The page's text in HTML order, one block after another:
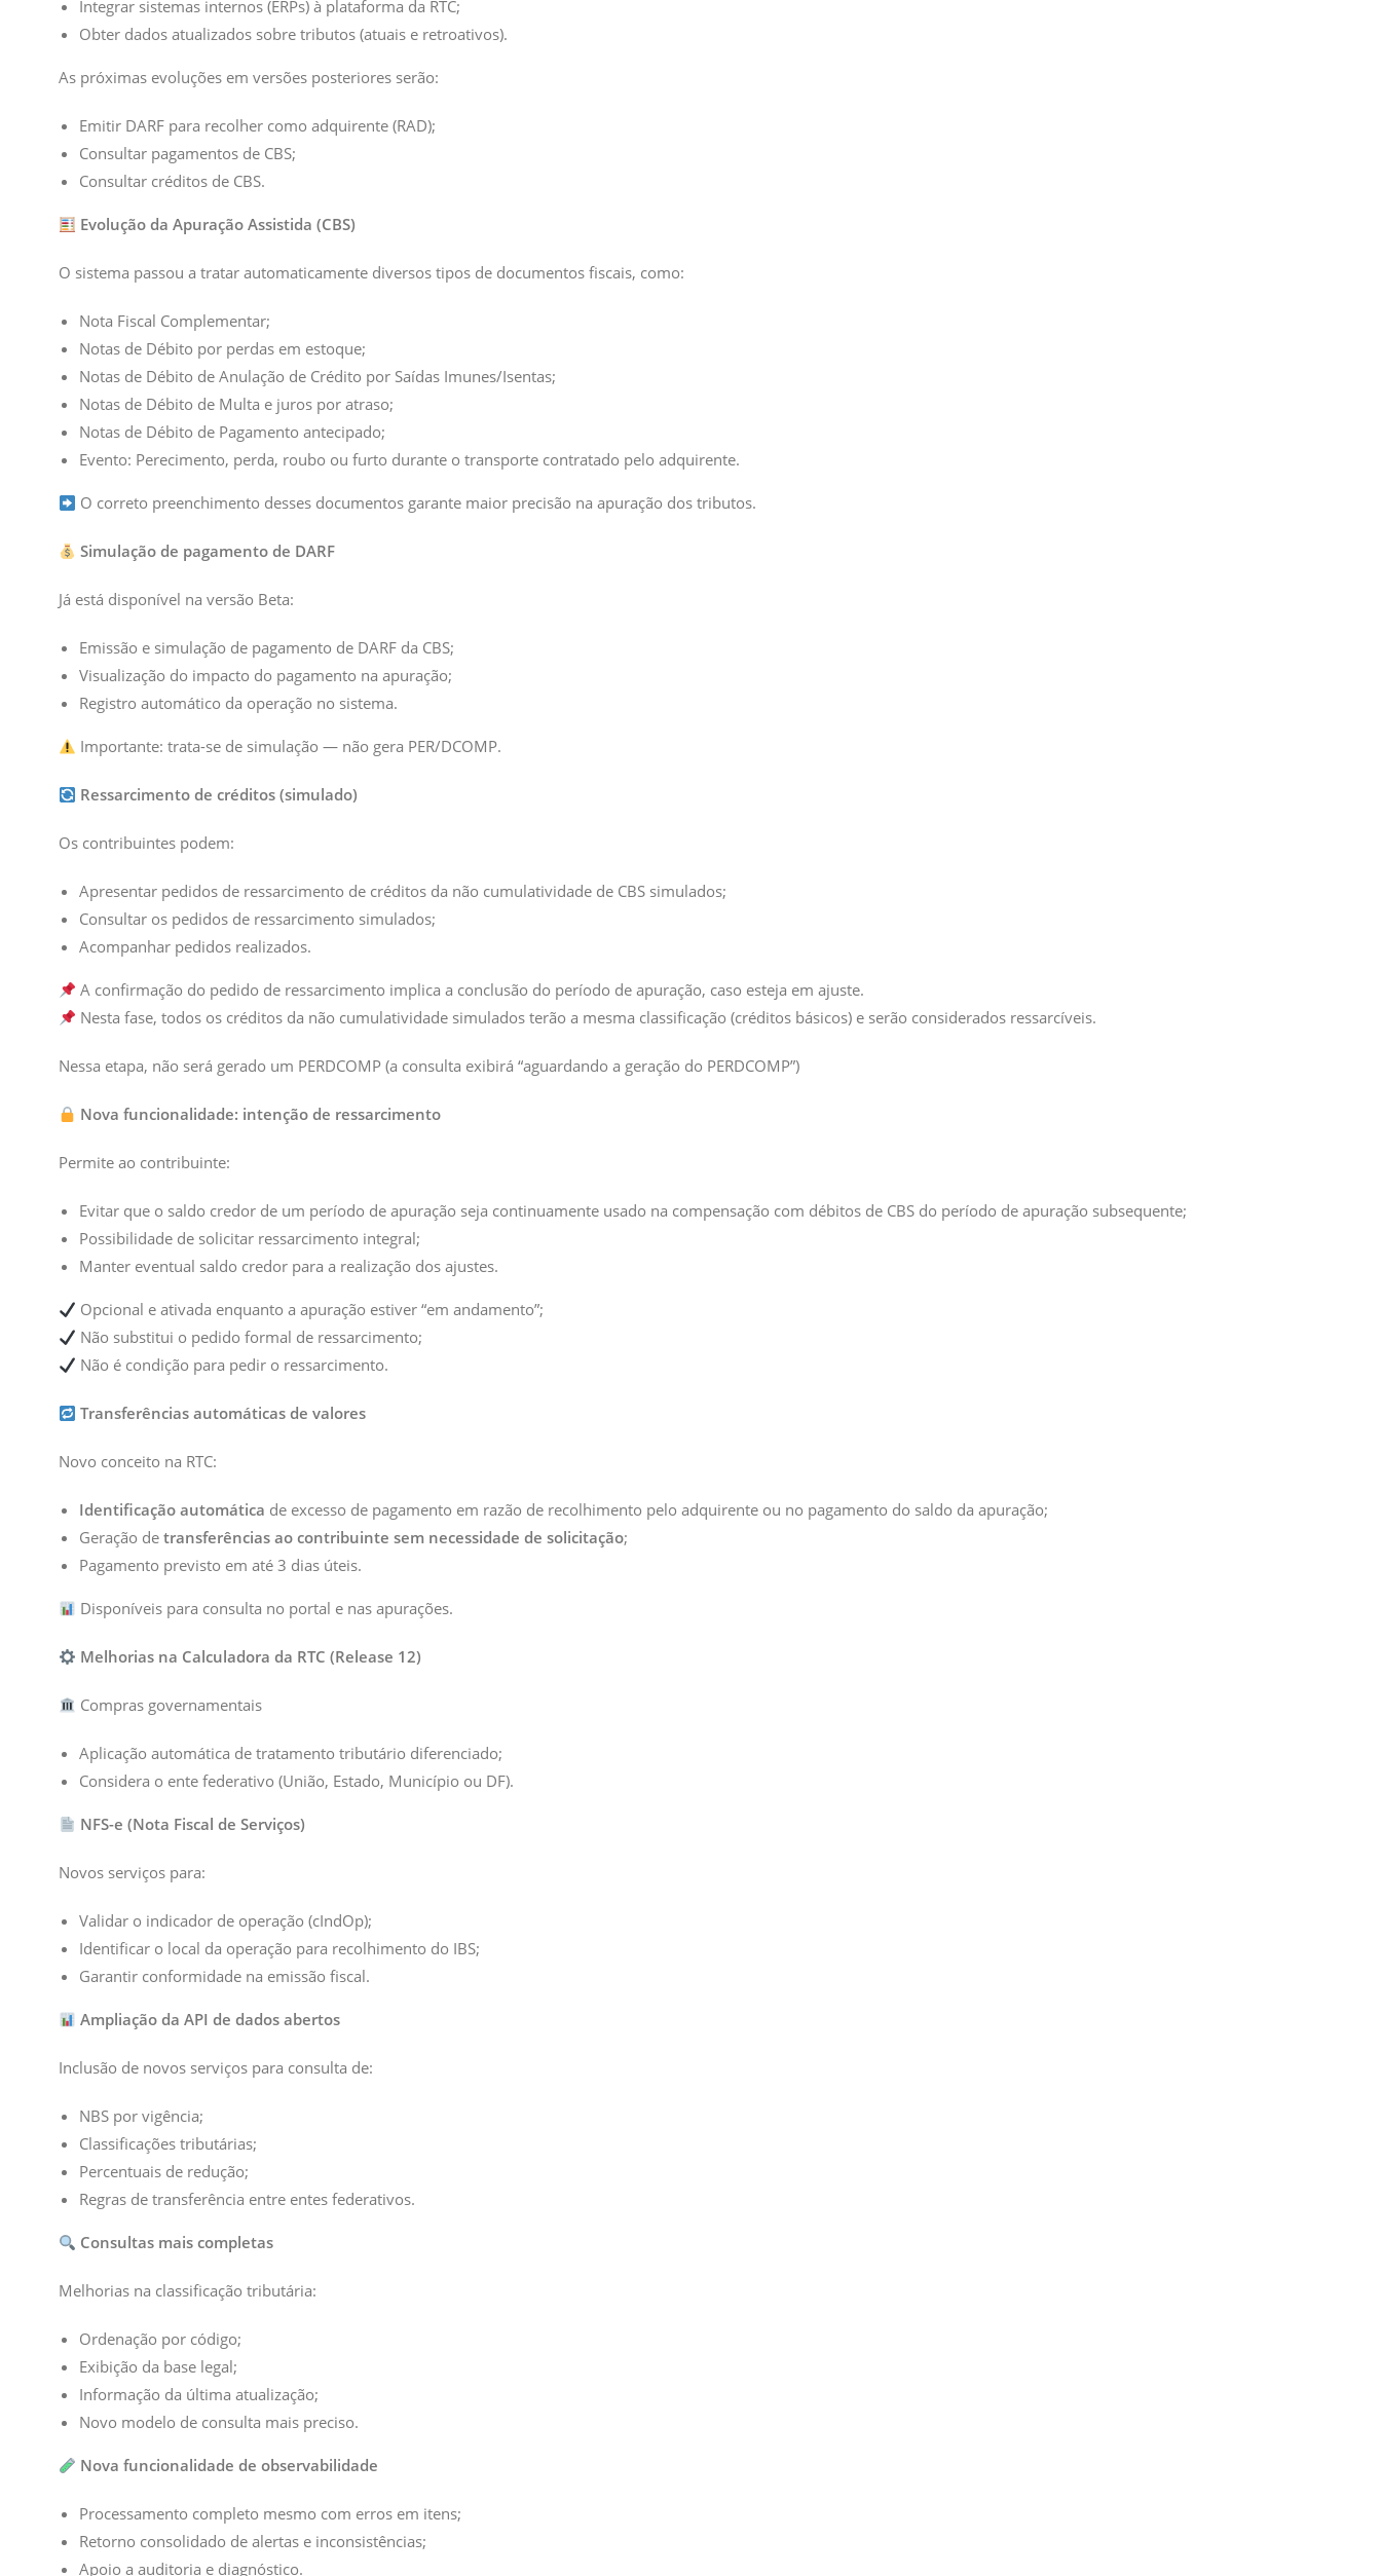
Integrar sistemas internos (ERPs) à plataforma da RTC;
Obter dados atualizados sobre tributos (atuais e retroativos).
As próximas evoluções em versões posteriores serão:
Emitir DARF para recolher como adquirente (RAD);
Consultar pagamentos de CBS;
Consultar créditos de CBS.
Evolução da Apuração Assistida (CBS)
O sistema passou a tratar automaticamente diversos tipos de documentos fiscais, como:
Nota Fiscal Complementar;
Notas de Débito por perdas em estoque;
Notas de Débito de Anulação de Crédito por Saídas Imunes/Isentas;
Notas de Débito de Multa e juros por atraso;
Notas de Débito de Pagamento antecipado;
Evento: Perecimento, perda, roubo ou furto durante o transporte contratado pelo adquirente.
O correto preenchimento desses documentos garante maior precisão na apuração dos tributos.
Simulação de pagamento de DARF
Já está disponível na versão Beta:
Emissão e simulação de pagamento de DARF da CBS;
Visualização do impacto do pagamento na apuração;
Registro automático da operação no sistema.
Importante: trata-se de simulação — não gera PER/DCOMP.
Ressarcimento de créditos (simulado)
Os contribuintes podem:
Apresentar pedidos de ressarcimento de créditos da não cumulatividade de CBS simulados;
Consultar os pedidos de ressarcimento simulados;
Acompanhar pedidos realizados.
A confirmação do pedido de ressarcimento implica a conclusão do período de apuração, caso esteja em ajuste.
Nesta fase, todos os créditos da não cumulatividade simulados terão a mesma classificação (créditos básicos) e serão considerados ressarcíveis.
Nessa etapa, não será gerado um PERDCOMP (a consulta exibirá “aguardando a geração do PERDCOMP”)
Nova funcionalidade: intenção de ressarcimento
Permite ao contribuinte:
Evitar que o saldo credor de um período de apuração seja continuamente usado na compensação com débitos de CBS do período de apuração subsequente;
Possibilidade de solicitar ressarcimento integral;
Manter eventual saldo credor para a realização dos ajustes.
Opcional e ativada enquanto a apuração estiver “em andamento”;
Não substitui o pedido formal de ressarcimento;
Não é condição para pedir o ressarcimento.
Transferências automáticas de valores
Novo conceito na RTC:
Identificação automática de excesso de pagamento em razão de recolhimento pelo adquirente ou no pagamento do saldo da apuração;
Geração de transferências ao contribuinte sem necessidade de solicitação;
Pagamento previsto em até 3 dias úteis.
Disponíveis para consulta no portal e nas apurações.
Melhorias na Calculadora da RTC (Release 12)
Compras governamentais
Aplicação automática de tratamento tributário diferenciado;
Considera o ente federativo (União, Estado, Município ou DF).
NFS-e (Nota Fiscal de Serviços)
Novos serviços para:
Validar o indicador de operação (cIndOp);
Identificar o local da operação para recolhimento do IBS;
Garantir conformidade na emissão fiscal.
Ampliação da API de dados abertos
Inclusão de novos serviços para consulta de:
NBS por vigência;
Classificações tributárias;
Percentuais de redução;
Regras de transferência entre entes federativos.
Consultas mais completas
Melhorias na classificação tributária:
Ordenação por código;
Exibição da base legal;
Informação da última atualização;
Novo modelo de consulta mais preciso.
Nova funcionalidade de observabilidade
Processamento completo mesmo com erros em itens;
Retorno consolidado de alertas e inconsistências;
Apoio a auditoria e diagnóstico.